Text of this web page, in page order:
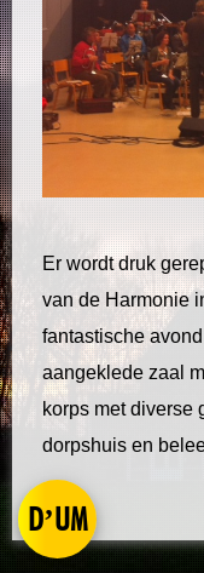
D’UM
Er wordt druk
van de Harmonie
fantastische
aangeklede zaal
korps met diverse
dorpshuis en